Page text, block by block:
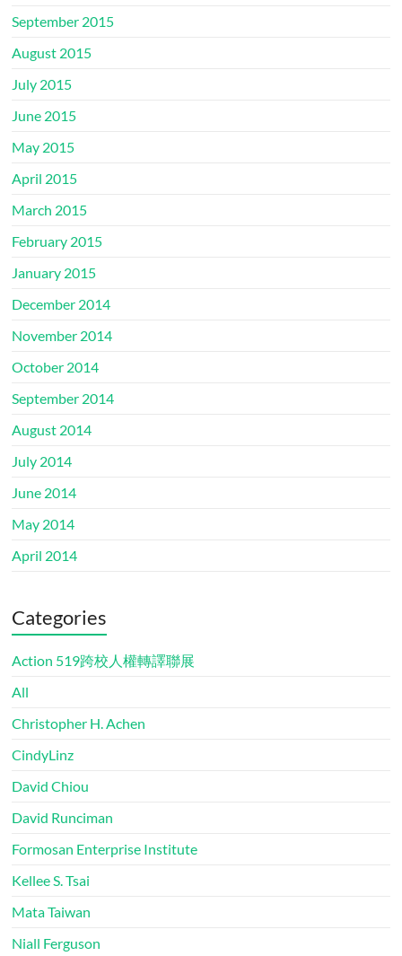
September 2015
August 2015
July 2015
June 2015
May 2015
April 2015
March 2015
February 2015
January 2015
December 2014
November 2014
October 2014
September 2014
August 2014
July 2014
June 2014
May 2014
April 2014
Categories
Action 519跨校人權轉譯聯展
All
Christopher H. Achen
CindyLinz
David Chiou
David Runciman
Formosan Enterprise Institute
Kellee S. Tsai
Mata Taiwan
Niall Ferguson